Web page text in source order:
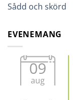
Sådd och skörd
EVENEMANG
09
aug